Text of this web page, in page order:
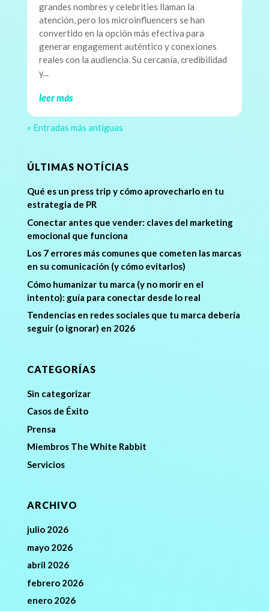
grandes nombres y celebrities llaman la
atención, pero los microinfluencers se han
convertido en la opción más efectiva para
generar engagement auténtico y conexiones
reales con la audiencia. Su cercanía, credibilidad
y...
leer más
« Entradas más antiguas
ÚLTIMAS NOTÍCIAS
Qué es un press trip y cómo aprovecharlo en tu
estrategia de PR
Conectar antes que vender: claves del marketing
emocional que funciona
Los 7 errores más comunes que cometen las marcas
en su comunicación (y cómo evitarlos)
Cómo humanizar tu marca (y no morir en el
intento): guía para conectar desde lo real
Tendencias en redes sociales que tu marca debería
seguir (o ignorar) en 2026
CATEGORÍAS
Sin categorizar
Casos de Éxito
Prensa
Miembros The White Rabbit
Servicios
ARCHIVO
julio 2026
mayo 2026
abril 2026
febrero 2026
enero 2026